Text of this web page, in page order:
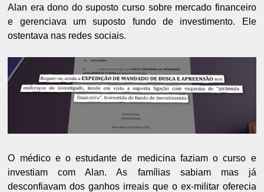
Alan era dono do suposto curso sobre mercado financeiro
e gerenciava um suposto fundo de investimento. Ele
ostentava nas redes sociais.
O médico e o estudante de medicina faziam o curso e
investiam com Alan. As famílias sabiam mas já
desconfiavam dos ganhos irreais que o ex-militar oferecia